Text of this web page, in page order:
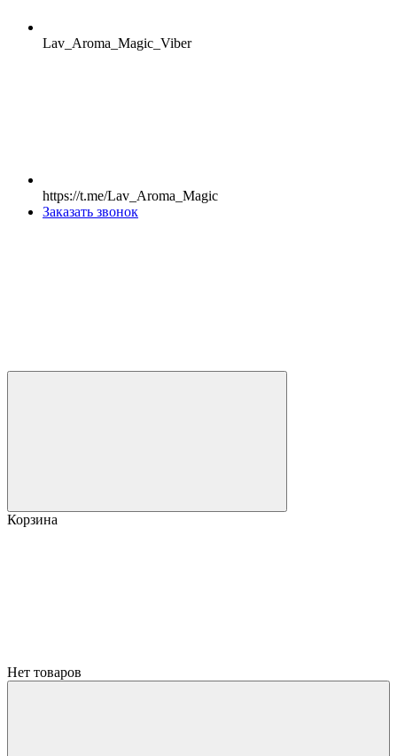
Lav_Aroma_Magic_Viber
https://t.me/Lav_Aroma_Magic
Заказать звонок
Корзина
Нет товаров